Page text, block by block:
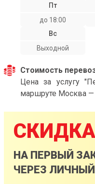
Пт
до 18:00
Вс
Выходной
Стоимость
Цена за услугу
маршруте Москва
СКИДКА
НА ПЕРВЫЙ
ЧЕРЕЗ